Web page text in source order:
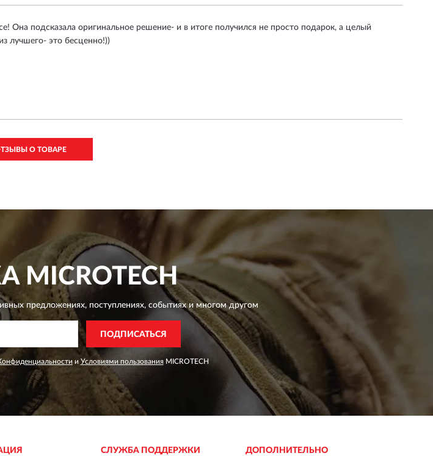
Она подсказала оригинальное решение- и в итоге получился не просто подарок, а целый
лучшего- это бесценно!))
О ТОВАРЕ
MICROTECH
предложениях,поступлениях, событиях и многом другом
ПОДПИСАТЬСЯ
и Условиями пользованияMICROTECH
СЛУЖБА ПОДДЕРЖКИ ДОПОЛНИТЕЛЬНО